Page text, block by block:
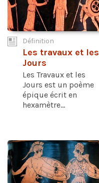
Définition
Les travaux et les
Jours
Les Travaux et les
Jours est un poème
épique écrit en
hexamètre...